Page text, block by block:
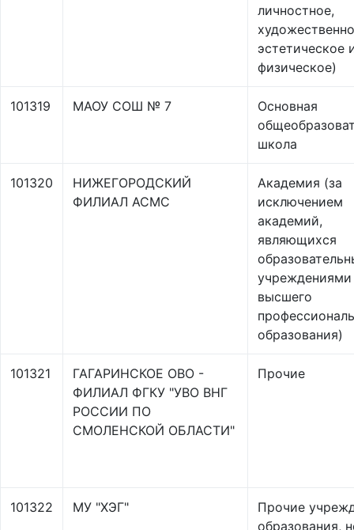
личностное,
эстетическое
физическое)
101319 МАОУ СОШ № 7
Основная
школа
101320
НИЖЕГОРОДСКИЙ
ФИЛИАЛ АСМС
Академия (за
исключением
академий,
являющихся
учреждениями
высшего
образования)
101321
ГАГАРИНСКОЕ ОВО -
ФИЛИАЛ ФГКУ "УВО ВНГ
РОССИИ ПО
СМОЛЕНСКОЙ ОБЛАСТИ"
Прочие
101322 МУ "ХЭГ"
Прочие
образования,